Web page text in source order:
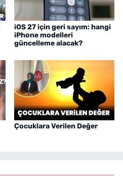
iOS 27 için geri sayım: hangi
iPhone modelleri
güncelleme alacak?
Çocuklara Verilen Değer